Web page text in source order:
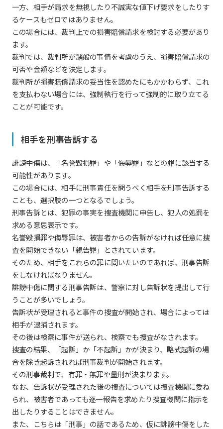
一方、相手が請求を無視したり不誠実な値下げ要求をしたりす
るケースもゼロではありません。
この場合には、裁判上での損害賠償請求を検討する必要があり
ます。
裁判では、裁判所が諸般の事情を考慮のうえ、損害賠償請求の
可否や金額などを決定します。
裁判所が損害賠償請求の妥当性を認めたにもかかわらず、これ
を支払わない場合には、強制執行を行って強制的に取り立てる
ことが可能です。
相手を刑事告訴する
誹謗中傷は、「名誉毀損罪」や「侮辱罪」などの罪に該当する
可能性があります。
この場合には、相手に刑事責任を問うべく相手を刑事告訴する
ことも、選択肢の一つとなるでしょう。
刑事告訴とは、犯罪の事実を捜査機関に申告し、犯人の処罰を
求める意思表示です。
名誉毀損罪や侮辱罪は、被害者からの告訴がなければ任意に捜
査を開始できない「親告罪」とされています。
そのため、相手をこれらの罪に問いたいのであれば、刑事告訴
をしなければなりません。
誹謗中傷に関する刑事告訴は、警察に対し告訴状を提出して行
うことが多いでしょう。
告訴状が受理されると事件の捜査が開始され、場合によっては
相手が逮捕されます。
その後は検察に事件が送られ、検察でも捜査がなされます。
捜査の結果、「起訴」か「不起訴」かが決まり、略式起訴の場
合を除き起訴されれば刑事裁判が開始されます。
その刑事裁判で、有罪・無罪や量刑が決まります。
なお、告訴状が受理された後の捜査については捜査機関に委ね
られ、被害者であっても逐一報告を求めたり捜査機関に指示を
出したりすることはできません。
また、こちらは「刑事」の話であるため、仮に誹謗中傷をした